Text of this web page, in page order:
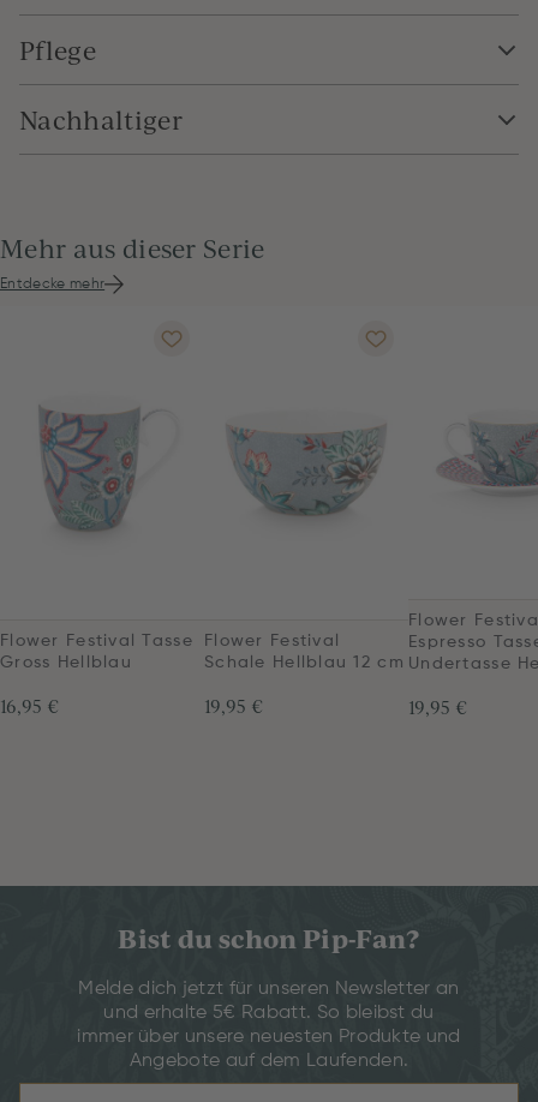
Pflege
Nachhaltiger
Mehr aus dieser Serie
Entdecke mehr
Flower Festival Tasse
Gross Hellblau
16,95 €
Flower Festival
Schale Hellblau 12 cm
19,95 €
Flower
Espresso
Undertasse
19,95 €
Bist du schon Pip-Fan?
Melde dich jetzt für unseren Newsletter an
und erhalte 5€ Rabatt. So bleibst du
immer über unsere neuesten Produkte und
Angebote auf dem Laufenden.